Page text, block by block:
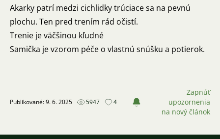
Akarky patrí medzi cichlidky trúciace sa na pevnú
plochu. Ten pred trením rád očistí.
Trenie je väčšinou kľudné
Samička je vzorom péče o vlastnú snúšku a potierok.
Publikované: 9. 6. 2025 5947 4
Zapnúť
upozornenia
na nový článok